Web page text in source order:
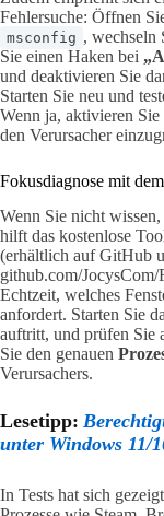
Fehlersuche: Öffnen
msconfig , wechseln
Sie einen Haken bei
und deaktivieren Sie
Starten Sie neu und
Wenn ja, aktivieren
den Verursacher
Fokusdiagnose mit
Wenn Sie nicht
hilft das kostenlose
(erhältlich auf GitHub
github.com/
Echtzeit, welches
anfordert. Starten Sie
auftritt, und prüfen Sie
Sie den genauen
Verursachers.
Lesetipp:
unter Windows 11/
In Tests hat sich